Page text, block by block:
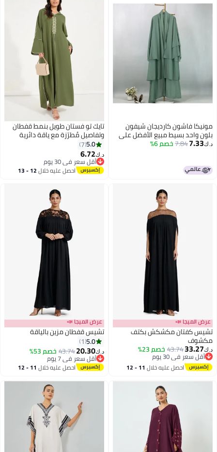
مونيكا فاشون كارديجان شيفون
بلون واحد بسيط مبيع الأفضل على
نون رقم 1896
د.ك‏7.33
7.84خصم 6%
تايك تو فستان طويل بنمط قفطان
وتفاصيل مُطرّزة مع ياقة دائرية
5.0
7
د.ك‏6.72
أقل سعر في 30 يوم
أقل سعر في 30 يوماحصل عليه خلال 12 - 13
اغسطس
عرض الميجا 📣
تشيس كفتان مكشكش بكتف
مكشوف
د.ك‏33.27
43.74خصم 23%
أقل سعر في 30 يوم
أقل سعر في 30 يوماحصل عليه خلال 11 - 12
عرض الميجا 📣
تشيس قفطان مزين بالياقة
5.0
1
د.ك‏20.30
43.74خصم 53%
أقل سعر في 7 يوم
أقل سعر في 7 يوماحصل عليه خلال 11 - 12